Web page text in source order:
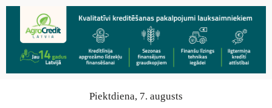
Piektdiena, 7. augusts